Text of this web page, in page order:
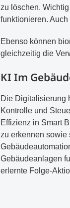
zu löschen.
funktionieren.
Ebenso können
gleichzeitig die
KI Im
Die Digitalisierung
Kontrolle und
Effizienz in Smart
zu erkennen sowie
Gebäudeanlagen
erlernte Folge-